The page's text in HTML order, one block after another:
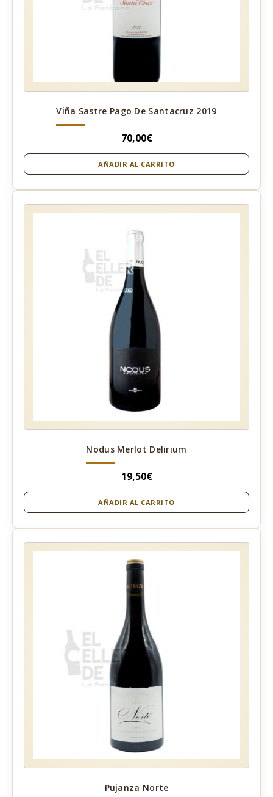
Viña Sastre Pago De Santacruz 2019
70,00€
AÑADIR AL CARRITO
Nodus Merlot Delirium
19,50€
AÑADIR AL CARRITO
Pujanza Norte